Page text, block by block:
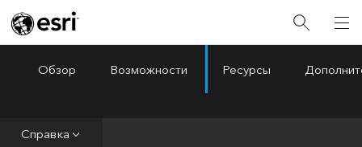
ArcGIS Pro
Обзор Возможности Ресурсы
Справка